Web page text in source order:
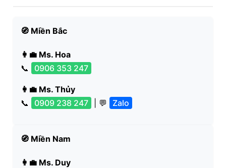
🧭 Miền Bắc
👩‍💼 Ms. Hoa
📞
0906 353 247
👩‍💼 Ms. Thủy
📞
0909 238 247 | 💬 Zalo
🧭 Miền Nam
👩‍💼 Ms. Duy